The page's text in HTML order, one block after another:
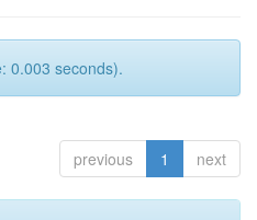
0.003 seconds).
previous 1 next